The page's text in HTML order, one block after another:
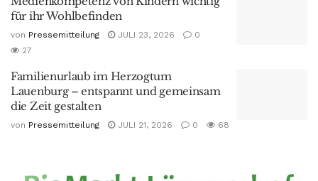
für ihr Wohlbefinden
von Pressemitteilung JULI 23, 2026
0
27
Familienurlaub im Herzogtum
Lauenburg – entspannt und gemeinsam
die Zeit gestalten
von Pressemitteilung JULI 21, 2026 0 68